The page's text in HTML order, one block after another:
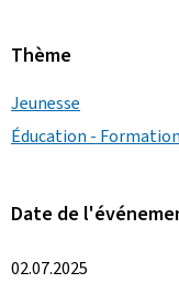
Thème
Jeunesse
Éducation - Formation
Date de
02.07.2025